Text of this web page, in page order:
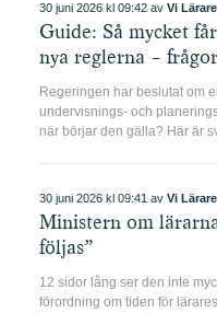
30 juni 2026 kl 09:42 av Vi Lärare
Guide: Så mycket
nya reglerna –
Regeringen har beslutat om
undervisnings- och
när börjar den gälla? Här är
30 juni 2026 kl 09:41 av Vi Lärare
Ministern om
följas”
12 sidor lång ser den inte
förordning om tiden för